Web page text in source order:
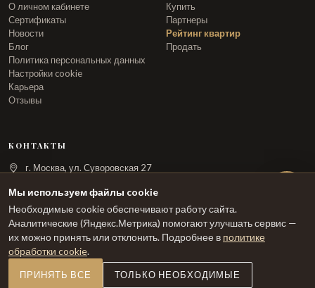
О личном кабинете
Сертификаты
Новости
Блог
Политика персональных данных
Настройки cookie
Карьера
Отзывы
Купить
Партнеры
Рейтинг квартир
Продать
КОНТАКТЫ
г. Москва, ул. Суворовская 27
ЗАКАЗАТЬ ЗВОНОК
Мы используем файлы cookie
Необходимые cookie обеспечивают работу сайта.
Аналитические (Яндекс.Метрика) помогают улучшать сервис —
их можно принять или отклонить. Подробнее в политике
обработки cookie.
ПРИНЯТЬ ВСЕ ТОЛЬКО НЕОБХОДИМЫЕ